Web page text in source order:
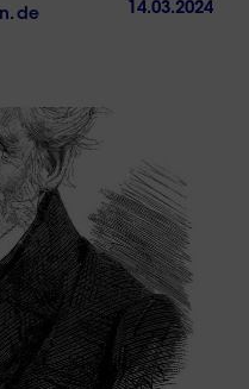
de
14.03.2024